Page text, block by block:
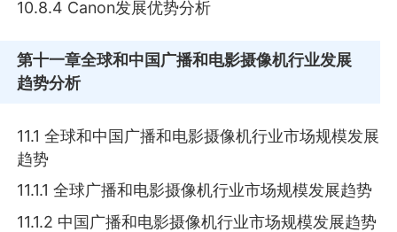
10.8.4 Canon发展优势分析
第十一章全球和中国广播和电影摄像机行业发展
趋势分析
11.1 全球和中国广播和电影摄像机行业市场规模发展
趋势
11.1.1 全球广播和电影摄像机行业市场规模发展趋势
11.1.2 中国广播和电影摄像机行业市场规模发展趋势